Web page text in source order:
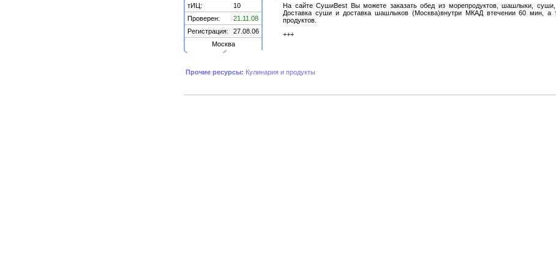
тИЦ:
10
Проверен:
21.11.08
Регистрация:
27.08.06
Москва
На сайте СушиBest Вы можете заказать обед из морепродуктов, шашлыки, суши,
Доставка суши и доставка шашлыков (Москва)внутри МКАД втечении 60 мин, а
продуктов.
+++
Прочие ресурсы: Кулинария и продукты